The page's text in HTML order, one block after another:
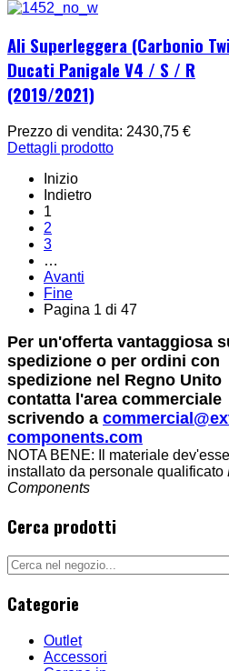
Ali Superleggera (Carbonio
Ducati Panigale V4 / S / R
(2019/2021)
Prezzo di vendita: 2430,75 €
Dettagli prodotto
Inizio
Indietro
1
2
3
…
Avanti
Fine
Pagina 1 di 47
Per un'offerta vantaggiosa
spedizione o per ordini con
spedizione nel Regno Unito
contatta l'area commerciale
scrivendo a
components.com
NOTA BENE: Il materiale
installato da personale qualificato
Components
Cerca prodotti
Categorie
Outlet
Accessori